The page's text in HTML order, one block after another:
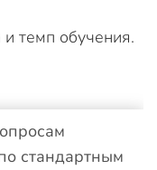
темп обучения.
стандартным